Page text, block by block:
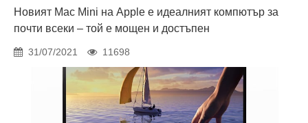
Новият Mac Mini на Apple е идеалният компютър за
почти всеки – той е мощен и достъпен
31/07/2021 11698